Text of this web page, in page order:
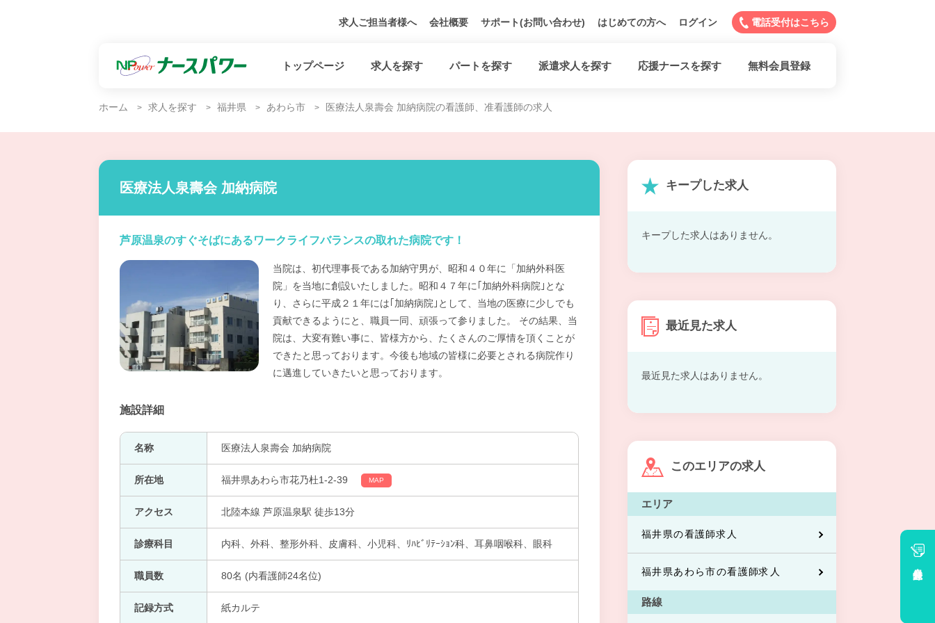
求人ご担当者様へ 会社概要 サポート(お問い合わせ) はじめての方へ ログイン 電話受付はこちら
トップページ 求人を探す パートを探す 派遣求人を探す 応援ナースを探す 無料会員登録
ホーム 求人を探す 福井県 あわら市 医療法人泉壽会 加納病院の看護師、准看護師の求人
医療法人泉壽会 加納病院
芦原温泉のすぐそばにあるワークライフバランスの取れた病院です！
当院は、初代理事長である加納守男が、昭和４０年に「加納外科医
院」を当地に創設いたしました。昭和４７年に｢加納外科病院｣とな
り、さらに平成２１年には｢加納病院｣として、当地の医療に少しでも
貢献できるようにと、職員一同、頑張って参りました。 その結果、当
院は、大変有難い事に、皆様方から、たくさんのご厚情を頂くことが
できたと思っております。今後も地域の皆様に必要とされる病院作り
に邁進していきたいと思っております。
施設詳細
名称 医療法人泉壽会 加納病院
所在地 福井県あわら市花乃杜1-2-39 MAP
アクセス 北陸本線 芦原温泉駅 徒歩13分
診療科目 内科、外科、整形外科、皮膚科、小児科、ﾘﾊﾋﾞﾘﾃｰｼｮﾝ科、耳鼻咽喉科、眼科
職員数 80名 (内看護師24名位)
記録方式 紙カルテ
キープした求人
キープした求人はありません。
最近見た求人
最近見た求人はありません。
このエリアの求人
エリア
福井県の看護師求人
福井県あわら市の看護師求人
路線